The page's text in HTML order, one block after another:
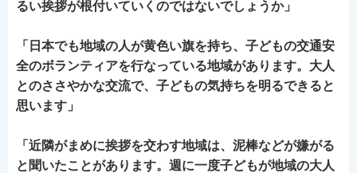
るい挨拶が根付いていくのではないでしょうか」
「日本でも地域の人が黄色い旗を持ち、子どもの交通安
全のボランティアを行なっている地域があります。大人
とのささやかな交流で、子どもの気持ちを明るできると
思います」
「近隣がまめに挨拶を交わす地域は、泥棒などが嫌がる
と聞いたことがあります。週に一度子どもが地域の大人